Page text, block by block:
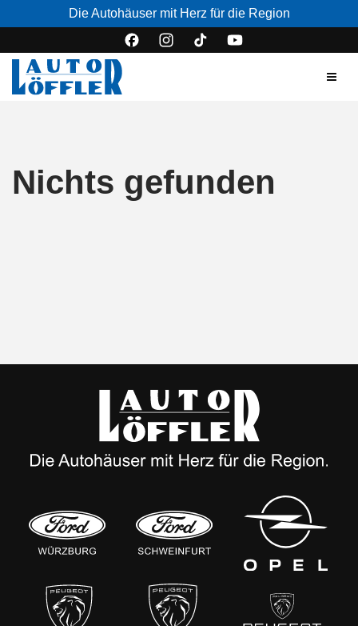
Die Autohäuser mit Herz für die Region
Nichts gefunden